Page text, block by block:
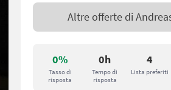
0%
Tasso di
risposta
0h
Tempo di
risposta
4
Lista preferiti
Altre offerte di